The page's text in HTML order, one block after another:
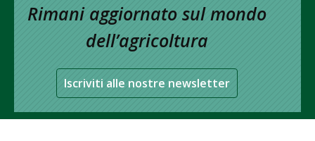
Rimani aggiornato sul mondo
dell’agricoltura
Iscriviti alle nostre newsletter